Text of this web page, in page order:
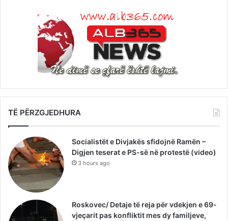
TË PËRZGJEDHURA
Socialistët e Divjakës sfidojnë Ramën –
Digjen teserat e PS-së në protestë (video)
3 hours ago
Roskovec/ Detaje të reja për vdekjen e 69-
vjeçarit pas konfliktit mes dy familjeve,